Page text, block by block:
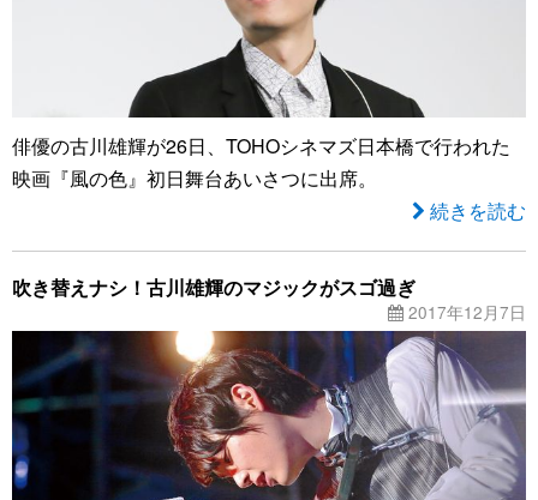
俳優の古川雄輝が26日、TOHOシネマズ日本橋で行われた
映画『風の色』初日舞台あいさつに出席。
続きを読む
吹き替えナシ！古川雄輝のマジックがスゴ過ぎ
2017年12月7日